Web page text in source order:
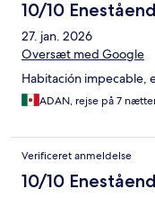
10/10
27. jan. 2026
Oversæt med Google
Habitación impecable,
ADAN, rejse på 7
Verificeret anmeldelse
10/10